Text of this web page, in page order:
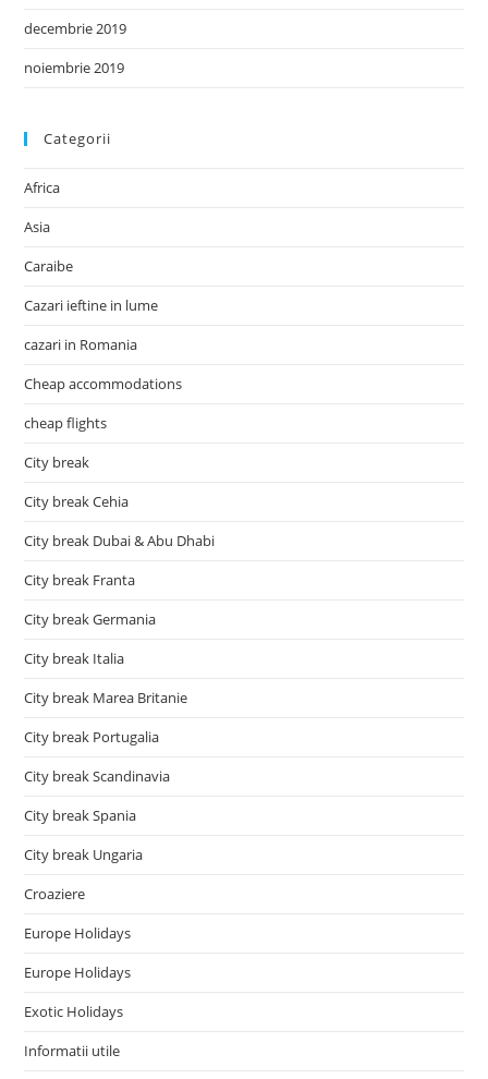
decembrie 2019
noiembrie 2019
Categorii
Africa
Asia
Caraibe
Cazari ieftine in lume
cazari in Romania
Cheap accommodations
cheap flights
City break
City break Cehia
City break Dubai & Abu Dhabi
City break Franta
City break Germania
City break Italia
City break Marea Britanie
City break Portugalia
City break Scandinavia
City break Spania
City break Ungaria
Croaziere
Europe Holidays
Europe Holidays
Exotic Holidays
Informatii utile